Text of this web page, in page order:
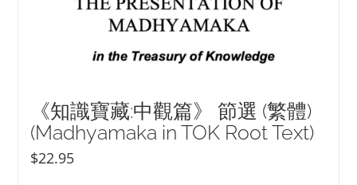
《知識寶藏:中觀篇》 節選 (繁體)
(Madhyamaka in TOK Root Text)
$22.95